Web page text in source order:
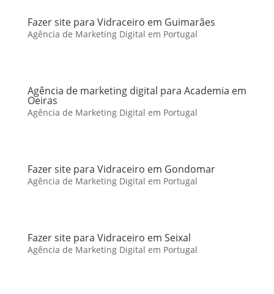
Fazer site para Vidraceiro em Guimarães
Agência de Marketing Digital em Portugal
Agência de marketing digital para Academia em
Oeiras
Agência de Marketing Digital em Portugal
Fazer site para Vidraceiro em Gondomar
Agência de Marketing Digital em Portugal
Fazer site para Vidraceiro em Seixal
Agência de Marketing Digital em Portugal